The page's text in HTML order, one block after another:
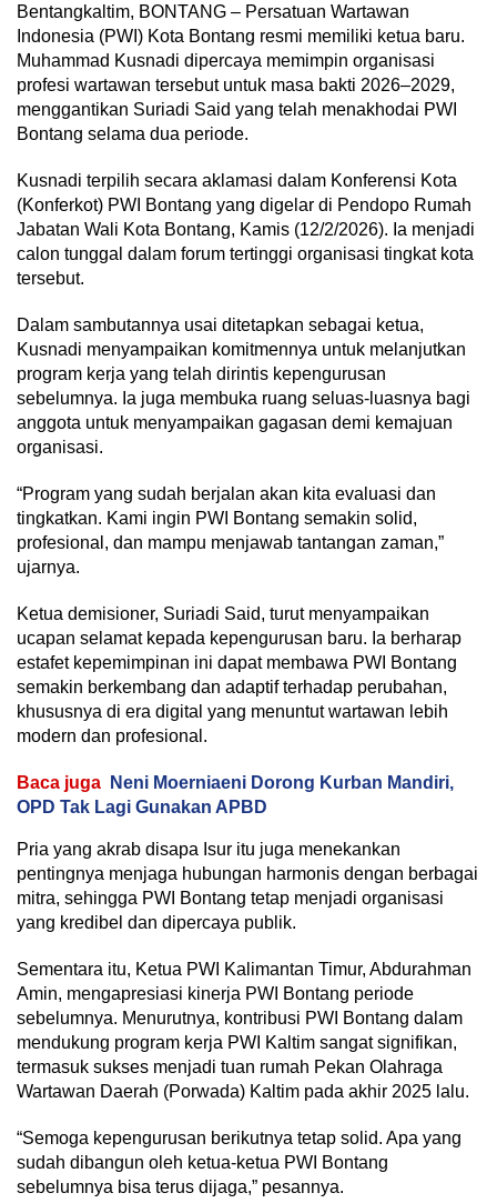
Bentangkaltim, BONTANG – Persatuan Wartawan
Indonesia (PWI) Kota Bontang resmi memiliki ketua baru.
Muhammad Kusnadi dipercaya memimpin organisasi
profesi wartawan tersebut untuk masa bakti 2026–2029,
menggantikan Suriadi Said yang telah menakhodai PWI
Bontang selama dua periode.
Kusnadi terpilih secara aklamasi dalam Konferensi Kota
(Konferkot) PWI Bontang yang digelar di Pendopo Rumah
Jabatan Wali Kota Bontang, Kamis (12/2/2026). Ia menjadi
calon tunggal dalam forum tertinggi organisasi tingkat kota
tersebut.
Dalam sambutannya usai ditetapkan sebagai ketua,
Kusnadi menyampaikan komitmennya untuk melanjutkan
program kerja yang telah dirintis kepengurusan
sebelumnya. Ia juga membuka ruang seluas-luasnya bagi
anggota untuk menyampaikan gagasan demi kemajuan
organisasi.
“Program yang sudah berjalan akan kita evaluasi dan
tingkatkan. Kami ingin PWI Bontang semakin solid,
profesional, dan mampu menjawab tantangan zaman,”
ujarnya.
Ketua demisioner, Suriadi Said, turut menyampaikan
ucapan selamat kepada kepengurusan baru. Ia berharap
estafet kepemimpinan ini dapat membawa PWI Bontang
semakin berkembang dan adaptif terhadap perubahan,
khususnya di era digital yang menuntut wartawan lebih
modern dan profesional.
Baca juga
Neni Moerniaeni Dorong Kurban Mandiri,
OPD Tak Lagi Gunakan APBD
Pria yang akrab disapa Isur itu juga menekankan
pentingnya menjaga hubungan harmonis dengan berbagai
mitra, sehingga PWI Bontang tetap menjadi organisasi
yang kredibel dan dipercaya publik.
Sementara itu, Ketua PWI Kalimantan Timur, Abdurahman
Amin, mengapresiasi kinerja PWI Bontang periode
sebelumnya. Menurutnya, kontribusi PWI Bontang dalam
mendukung program kerja PWI Kaltim sangat signifikan,
termasuk sukses menjadi tuan rumah Pekan Olahraga
Wartawan Daerah (Porwada) Kaltim pada akhir 2025 lalu.
“Semoga kepengurusan berikutnya tetap solid. Apa yang
sudah dibangun oleh ketua-ketua PWI Bontang
sebelumnya bisa terus dijaga,” pesannya.